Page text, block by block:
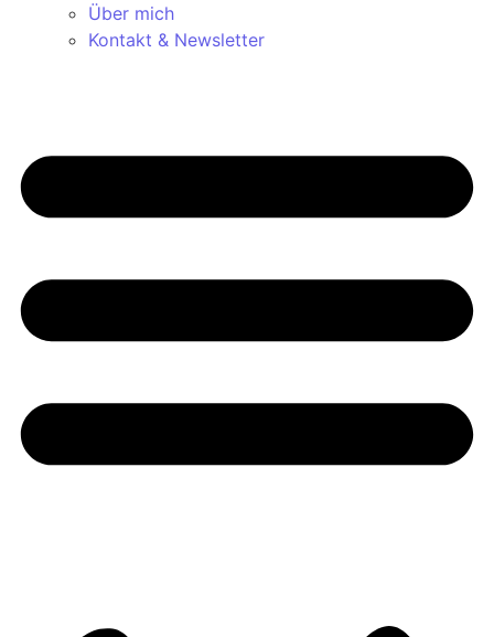
Über mich
Kontakt & Newsletter